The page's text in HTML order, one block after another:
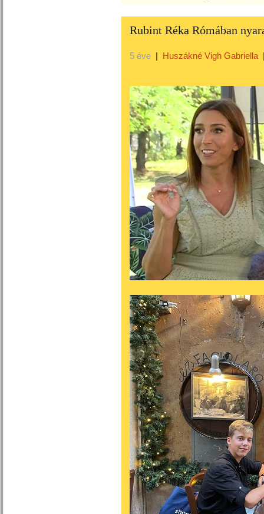
Rubint Réka Rómában
5 éve | Huszákné Vigh Gabriella